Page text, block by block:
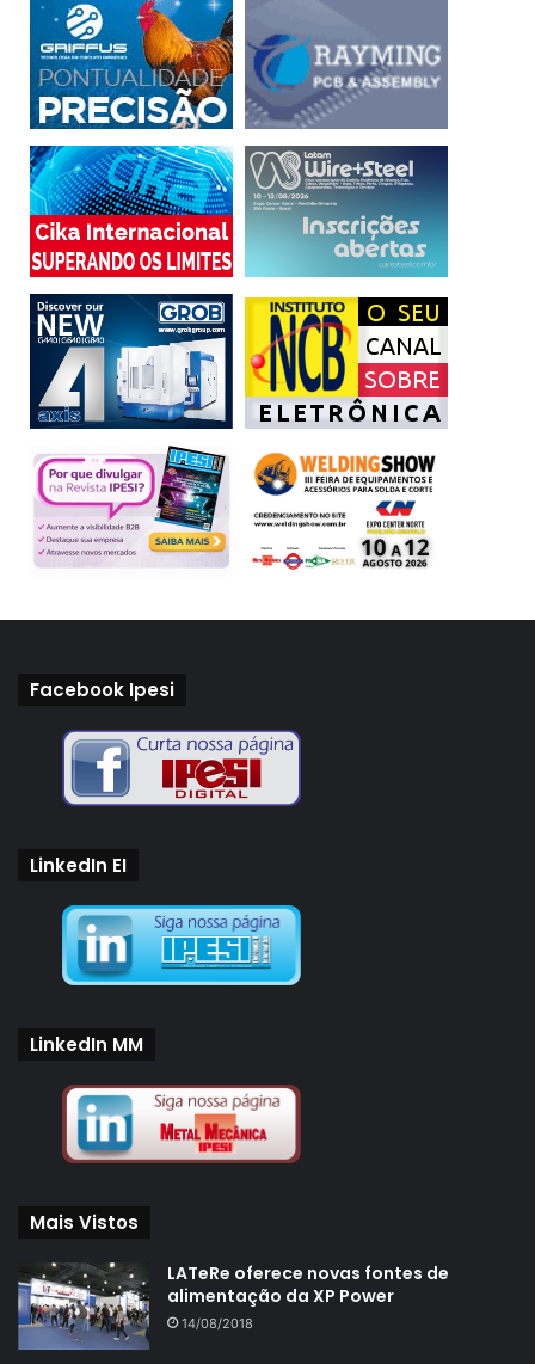
Facebook Ipesi
LinkedIn EI
LinkedIn MM
Mais Vistos
LATeRe oferece novas fontes de
alimentação da XP Power
14/08/2018